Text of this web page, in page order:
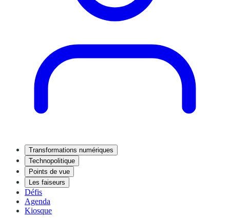
Transformations numériques
Technopolitique
Points de vue
Les faiseurs
Défis
Agenda
Kiosque